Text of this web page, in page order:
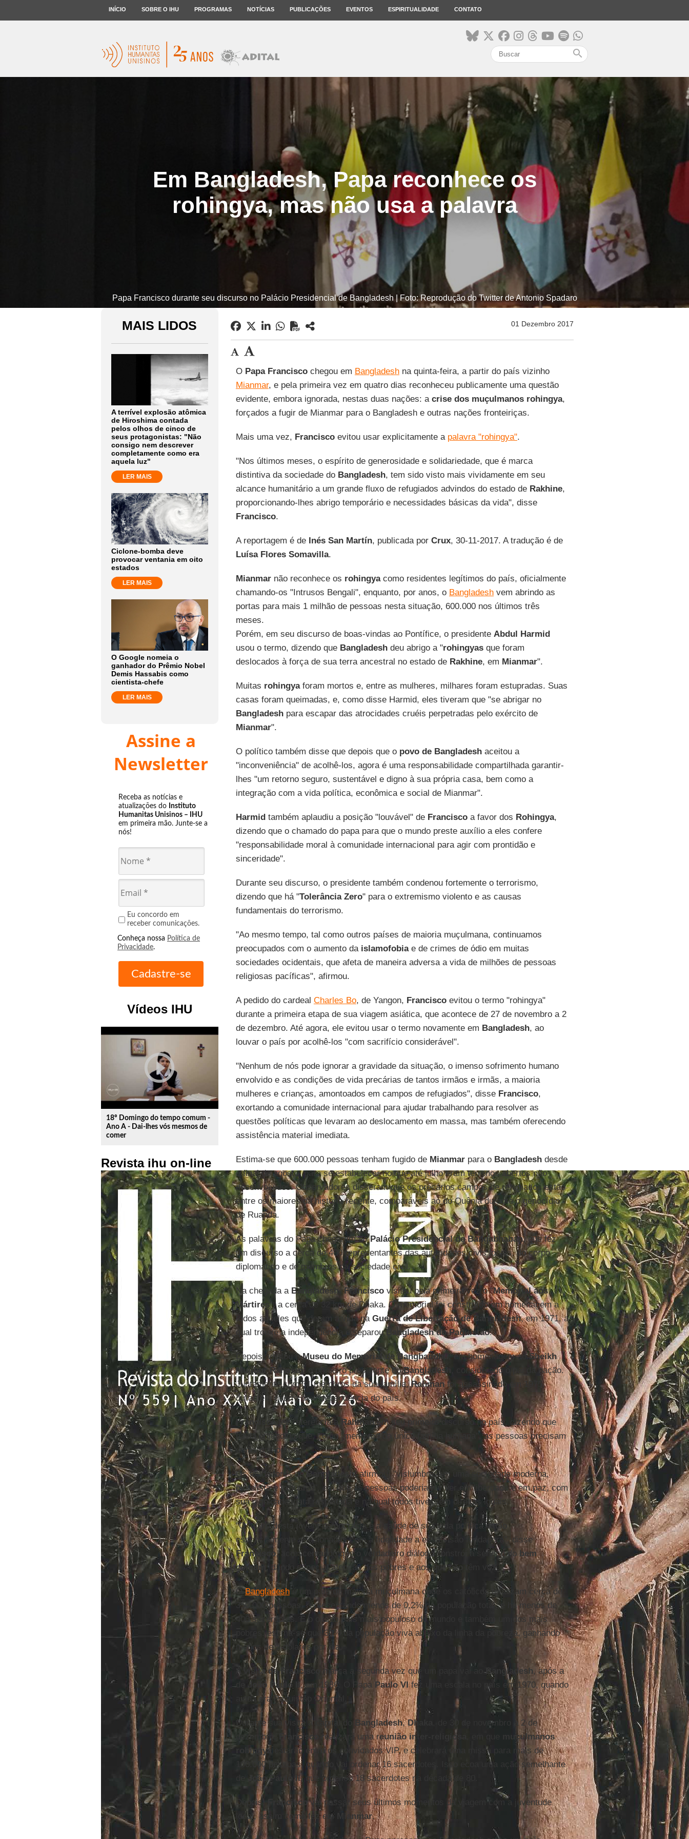
INÍCIO SOBRE O IHU PROGRAMAS NOTÍCIAS PUBLICAÇÕES EVENTOS ESPIRITUALIDADE CONTATO
search
Em Bangladesh, Papa reconhece os
rohingya, mas não usa a palavra
Papa Francisco durante seu discurso no Palácio Presidencial de Bangladesh | Foto: Reprodução do Twitter de Antonio Spadaro
MAIS LIDOS
A terrível explosão atômica
de Hiroshima contada
pelos olhos de cinco de
seus protagonistas: "Não
consigo nem descrever
completamente como era
aquela luz"
LER MAIS
Ciclone-bomba deve
provocar ventania em oito
estados
LER MAIS
O Google nomeia o
ganhador do Prêmio Nobel
Demis Hassabis como
cientista-chefe
LER MAIS
Assine a
Newsletter
Receba as notícias e
atualizações do Instituto
Humanitas Unisinos – IHU
em primeira mão. Junte-se a
nós!
Eu concordo em
receber comunicações.
Conheça nossa Política de
Privacidade.
Vídeos IHU
play_circle_outline
18º Domingo do tempo comum -
Ano A - Dai-lhes vós mesmos de
comer
Revista ihu on-line
01 Dezembro 2017
O Papa Franciscochegou em Bangladeshna quinta-feira, a partir do país vizinho
Mianmar, e pela primeira vez em quatro dias reconheceu publicamente uma questão
evidente, embora ignorada, nestas duas nações: a crise dos muçulmanos rohingya,
forçados a fugir de Mianmar para o Bangladesh e outras nações fronteiriças.
Mais uma vez, Franciscoevitou usar explicitamente a palavra "rohingya".
"Nos últimos meses, o espírito de generosidade e solidariedade, que é marca
distintiva da sociedade do Bangladesh, tem sido visto mais vividamente em seu
alcance humanitário a um grande fluxo de refugiados advindos do estado de Rakhine,
proporcionando-lhes abrigo temporário e necessidades básicas da vida", disse
Francisco.
A reportagem é deInés San Martín, publicada por Crux, 30-11-2017. A tradução é de
Luísa Flores Somavilla.
Mianmarnão reconhece os rohingyacomo residentes legítimos do país, oficialmente
chamando-os "Intrusos Bengali", enquanto, por anos, o Bangladeshvem abrindo as
portas para mais 1 milhão de pessoas nesta situação, 600.000 nos últimos três
meses.
Porém, em seu discurso de boas-vindas ao Pontífice, o presidente Abdul Harmid
usou o termo, dizendo que Bangladeshdeu abrigo a "rohingyasque foram
deslocados à força de sua terra ancestral no estado de Rakhine, em Mianmar".
Muitas rohingyaforam mortos e, entre as mulheres, milhares foram estupradas. Suas
casas foram queimadas, e, como disse Harmid, eles tiveram que "se abrigar no
Bangladeshpara escapar das atrocidades cruéis perpetradas pelo exército de
Mianmar".
O político também disse que depois que opovo de Bangladeshaceitou a
"inconveniência" de acolhê-los, agora é uma responsabilidade compartilhada garantir-
lhes "um retorno seguro, sustentável e digno à sua própria casa, bem como a
integração com a vida política, econômica e social de Mianmar".
Harmidtambém aplaudiu a posição "louvável" de Franciscoa favor dos Rohingya,
dizendo que o chamado do papa para que o mundo preste auxílio a eles confere
"responsabilidade moral à comunidade internacional para agir com prontidão e
sinceridade".
Durante seu discurso, o presidente também condenou fortemente o terrorismo,
dizendo que há "Tolerância Zero" para o extremismo violento e as causas
fundamentais do terrorismo.
"Ao mesmo tempo, tal como outros países de maioria muçulmana, continuamos
preocupados com o aumento da islamofobiae de crimes de ódio em muitas
sociedades ocidentais, que afeta de maneira adversa a vida de milhões de pessoas
religiosas pacíficas", afirmou.
A pedido do cardeal Charles Bo, de Yangon, Franciscoevitou o termo "rohingya"
durante a primeira etapa de sua viagem asiática, que acontece de 27 de novembro a 2
de dezembro. Até agora, ele evitou usar o termo novamente em Bangladesh, ao
louvar o país por acolhê-los "com sacrifício considerável".
"Nenhum de nós pode ignorar a gravidade da situação, o imenso sofrimento humano
envolvido e as condições de vida precárias de tantos irmãos e irmãs, a maioria
mulheres e crianças, amontoados em campos de refugiados", disse Francisco,
exortando a comunidade internacional para ajudar trabalhando para resolver as
questões políticas que levaram ao deslocamento em massa, mas também oferecendo
assistência material imediata.
Estima-se que 600.000 pessoas tenham fugido de Mianmarpara o Bangladeshdesde
o final de agosto, para se estabelecer no que até julho eram terrenos abertos não
desenvolvidos. Observadores disseram que os precários campos de refugiados estão
entre os maiores da história recente, comparáveis ao do Quênia durante o genocídio
de Ruanda.
As palavras do Papa chegaram aoPalácio Presidencial de Bangabhaban, que fez
um discurso a cerca de 400 representantes das autoridades civis locais, do corpo
diplomático e de membros da sociedade civil.
Na chegada a Bangladesh,Franciscovisitou pela primeira vez o "Memorial aos
Mártires", a cerca de 32 km de Dhaka. O memorial foi construído em homenagem a
todos aqueles que deram a vida na Guerra de Libertação de Bangladesh, em 1971, a
qual trouxe a independência e separouBangladesh do Paquistão.
Depois, visitou oMuseu do Memorial de Bangbandhu , em homenagem aoSheikh
Mujibur Rahman, o primeiro presidente doBangladesh
, considerado o pai da nação.
Juntamente com 31 membros da sua família,Rahmanfoi assassinado em 1975,
durante a guerra de independência do país.
Franciscofez referência a Rahmanem seu primeiro discurso no país, dizendo que
havia entendido que, como "membros da única família humana", as pessoas precisam
umas das outras.
Os fundadores de Bangladesh, afirmou, "vislumbravam uma sociedade moderna,
pluralista e inclusiva", em que as pessoas poderiam viver em liberdade e em paz, com
sua dignidade inata respeitada e na qual todos tivessem direitos iguais.
"O futuro desta jovem democracia e a saúde de sua vida política estão
essencialmente relacionadas com a fidelidade a essa visão fundadora", disse
Francisco, acrescentando que o verdadeiro diálogo constrói a serviço do bem
comum
, dando especial atenção aos pobres e aos que não têm voz.
OBangladeshé um país de maioria muçulmana onde os católicos totalizam cerca de
350.000 pessoas, representando menos de 0,2% da população total, e há menos de
400 sacerdotes. É o oitavo país mais populoso do mundo e também um dos mais
pobres: estima-se que 30% da população viva abaixo da linha da pobreza, ganhando
menos de 2 dólares por dia.
A visita de Francisco marca a segunda vez que um papa vai aoBangladesh, após a
de
João Paulo II, em 1986. O Papa Paulo VIfez uma escala no país em 1970, quando
ainda era Paquistão Oriental.
Durante sua visita à capital do Bangladesh,Dhaka
, de 30 de novembro a 2 de
dezembro,
Francisco realizará uma reunião inter-religiosa
muçulmanos
rohingya
estarão entre os convidados VIP, e celebrará uma missa para mais de
100.000 pessoas, quando vai ordenar 16 sacerdotes. Isso ecoa uma ação semelhante
João Paulo II, que ordenou 18 sacerdotes na década de 80.
Depois, Franciscovai passar seus últimos momentos da viagem com a juventude
local, assim como fez em
Mianmar.